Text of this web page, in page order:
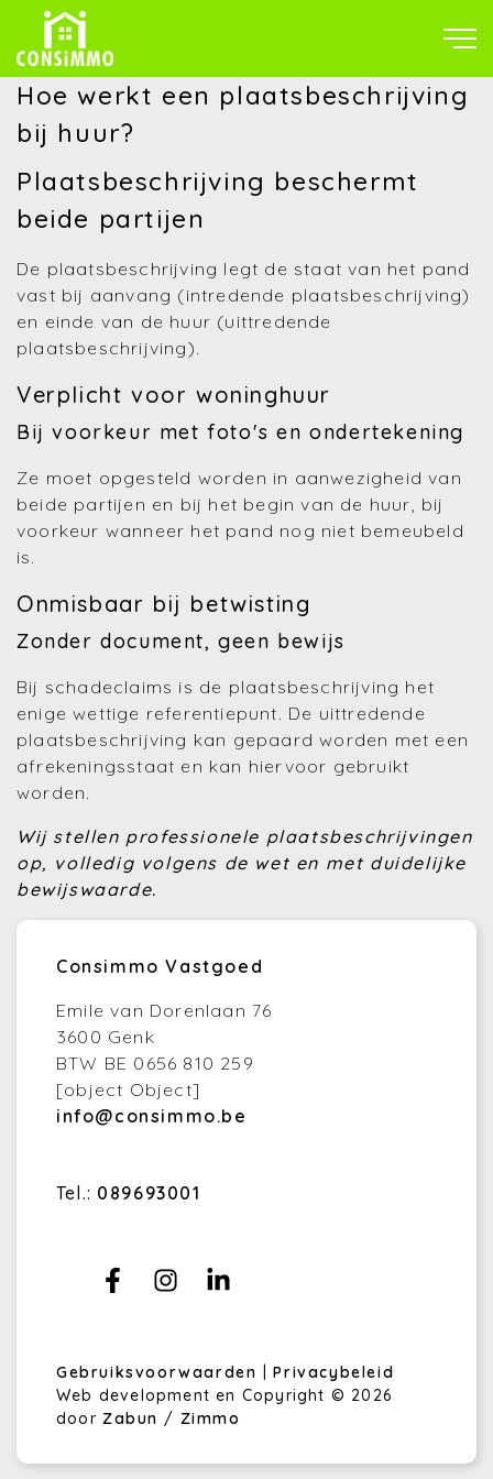
Hoe werkt een plaatsbeschrijving
bij huur?
Plaatsbeschrijving beschermt
beide partijen
De plaatsbeschrijving legt de staat van het pand
vast bij aanvang (intredende plaatsbeschrijving)
en einde van de huur (uittredende
plaatsbeschrijving).
Verplicht voor woninghuur
Bij voorkeur met foto's en ondertekening
Ze moet opgesteld worden in aanwezigheid van
beide partijen en bij het begin van de huur, bij
voorkeur wanneer het pand nog niet bemeubeld
is.
Onmisbaar bij betwisting
Zonder document, geen bewijs
Bij schadeclaims is de plaatsbeschrijving het
enige wettige referentiepunt. De uittredende
plaatsbeschrijving kan gepaard worden met een
afrekeningsstaat en kan hiervoor gebruikt
worden.
Wij stellen professionele plaatsbeschrijvingen
op, volledig volgens de wet en met duidelijke
bewijswaarde.
Consimmo Vastgoed
Emile van Dorenlaan 76
3600 Genk
BTW BE 0656 810 259
[object Object]
info@consimmo.be
Tel.: 089693001
Gebruiksvoorwaarden |Privacybeleid
Web development en Copyright © 2026
door Zabun / Zimmo